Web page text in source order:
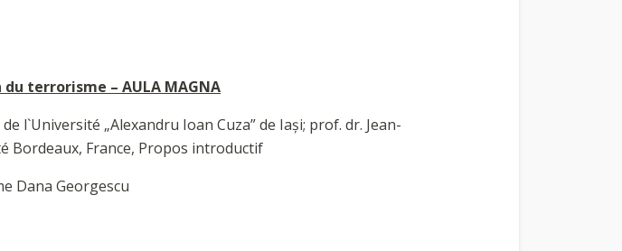
terrorisme – AULA MAGNA
l`Université „Alexandru Ioan Cuza” de Iași; prof. dr. Jean-
Bordeaux, France, Propos introductif
Dana Georgescu